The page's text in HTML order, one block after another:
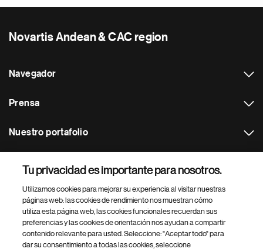
Novartis Andean & CAC region
Navegador
Prensa
Nuestro portafolio
Footer Site Search
Tu privacidad es importante para nosotros.
Utilizamos cookies para mejorar su experiencia al visitar nuestras
páginas web: las cookies de rendimiento nos muestran cómo
utiliza esta página web, las cookies funcionales recuerdan sus
preferencias y las cookies de orientación nos ayudan a compartir
contenido relevante para usted. Seleccione: "Aceptar todo" para
dar su consentimiento a todas las cookies, seleccione